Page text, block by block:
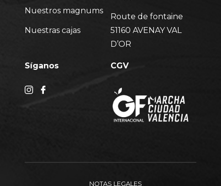
Nuestros magnums
Nuestras cajas
Route de fontaine
51160 AVENAY VAL
D’OR
Síganos CGV
NOTAS LEGALES